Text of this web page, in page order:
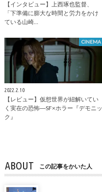
【インタビュー】上西琢也監督、
「下準備に膨大な時間と労力をかけ
ている山崎…
CINEMA
2022.2.10
【レビュー】仮想世界が紐解いてい
く実在の恐怖―SF×ホラー『デモニッ
ク』
ABOUT この記事をかいた人